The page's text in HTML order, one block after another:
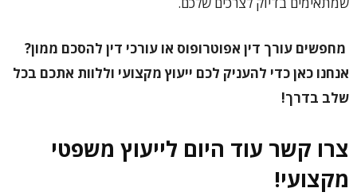
מחפשים עורך דין אפוטרופוס או עורכי דין להסכם ממון?
אנחנו כאן כדי להעניק לכם ייעוץ מקצועי וללוות אתכם בכל
שלב בדרך!
צרו קשר עוד היום לייעוץ משפטי
מקצועי!